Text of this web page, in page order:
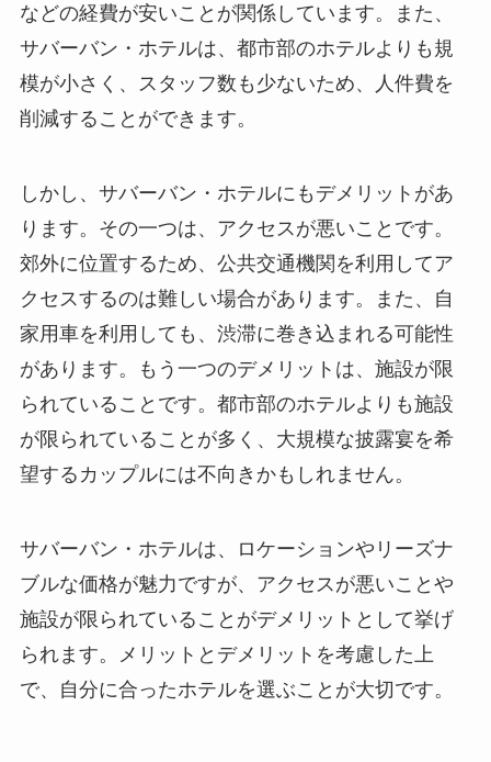
などの経費が安いことが関係しています。また、
サバーバン・ホテルは、都市部のホテルよりも規
模が小さく、スタッフ数も少ないため、人件費を
削減することができます。
しかし、サバーバン・ホテルにもデメリットがあ
ります。その一つは、アクセスが悪いことです。
郊外に位置するため、公共交通機関を利用してア
クセスするのは難しい場合があります。また、自
家用車を利用しても、渋滞に巻き込まれる可能性
があります。もう一つのデメリットは、施設が限
られていることです。都市部のホテルよりも施設
が限られていることが多く、大規模な披露宴を希
望するカップルには不向きかもしれません。
サバーバン・ホテルは、ロケーションやリーズナ
ブルな価格が魅力ですが、アクセスが悪いことや
施設が限られていることがデメリットとして挙げ
られます。メリットとデメリットを考慮した上
で、自分に合ったホテルを選ぶことが大切です。